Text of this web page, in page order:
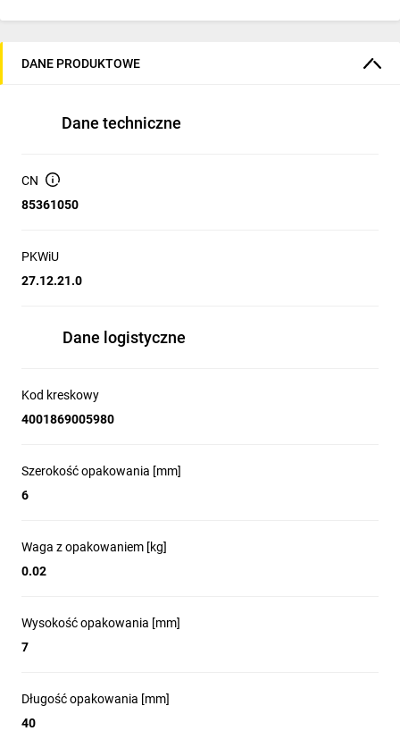
DANE PRODUKTOWE
Dane techniczne
CN
85361050
PKWiU
27.12.21.0
Dane logistyczne
Kod kreskowy
4001869005980
Szerokość opakowania [mm]
6
Waga z opakowaniem [kg]
0.02
Wysokość opakowania [mm]
7
Długość opakowania [mm]
40